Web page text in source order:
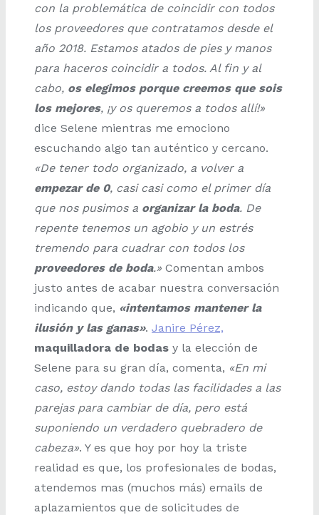
con la problemática de coincidir con todos
los proveedores que contratamos desde el
año 2018. Estamos atados de pies y manos
para haceros coincidir a todos. Al fin y al
cabo, os elegimos porque creemos que sois
los mejores, ¡y os queremos a todos allí!»
dice Selene mientras me emociono
escuchando algo tan auténtico y cercano.
«De tener todo organizado, a volver a
empezar de 0, casi casi como el primer día
que nos pusimos a organizar la boda. De
repente tenemos un agobio y un estrés
tremendo para cuadrar con todos los
proveedores de boda.» Comentan ambos
justo antes de acabar nuestra conversación
indicando que, «intentamos mantener la
ilusión y las ganas». Janire Pérez,
maquilladora de bodas y la elección de
Selene para su gran día, comenta, «En mi
caso, estoy dando todas las facilidades a las
parejas para cambiar de día, pero está
suponiendo un verdadero quebradero de
cabeza». Y es que hoy por hoy la triste
realidad es que, los profesionales de bodas,
atendemos mas (muchos más) emails de
aplazamientos que de solicitudes de